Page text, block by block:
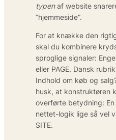
typenaf website
“hjemmeside”.
For at knække den
skal du kombinere
sproglige signaler:
eller PAGE. Dansk
Indhold om køb og
husk, at konstruktøren
overførte betydning: En
nettet-logik lige så vel
SITE.